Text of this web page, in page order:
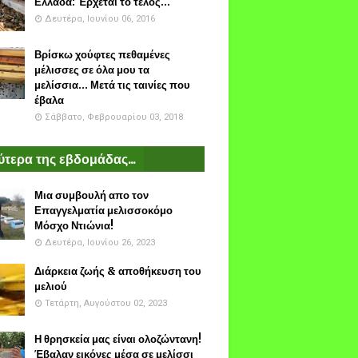
Δευτέρα, Ιουνίου 06, 2016
Βρίσκω χούφτες πεθαμένες
μέλισσες σε όλα μου τα
μελίσσια... Μετά τις ταινίες που
έβαλα
Σάββατο, Φεβρουαρίου 03, 2018
της εβδομάδας...
Μια συμβουλή απο τον
Επαγγελματία μελισσοκόμο
Μόσχο Ντιώνια!
Δευτέρα, Ιουνίου 26, 2023
Διάρκεια ζωής & αποθήκευση του
μελιού
Τετάρτη, Αυγούστου 02, 2023
Η θρησκεία μας είναι ολοζώντανη!
Έβαλαν εικόνες μέσα σε μελίσσι